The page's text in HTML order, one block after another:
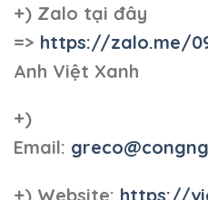
+) Zalo tại đây
=> https://zalo.me/
Anh Việt Xanh
+)
Email:
+) Website: https://